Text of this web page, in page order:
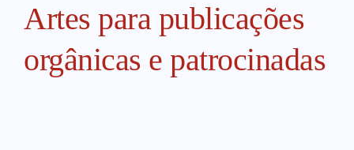
Artes para publicações
orgânicas e patrocinadas